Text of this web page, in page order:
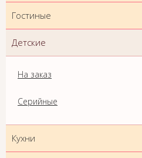
Гостиные
Детские
На заказ
Серийные
Кухни